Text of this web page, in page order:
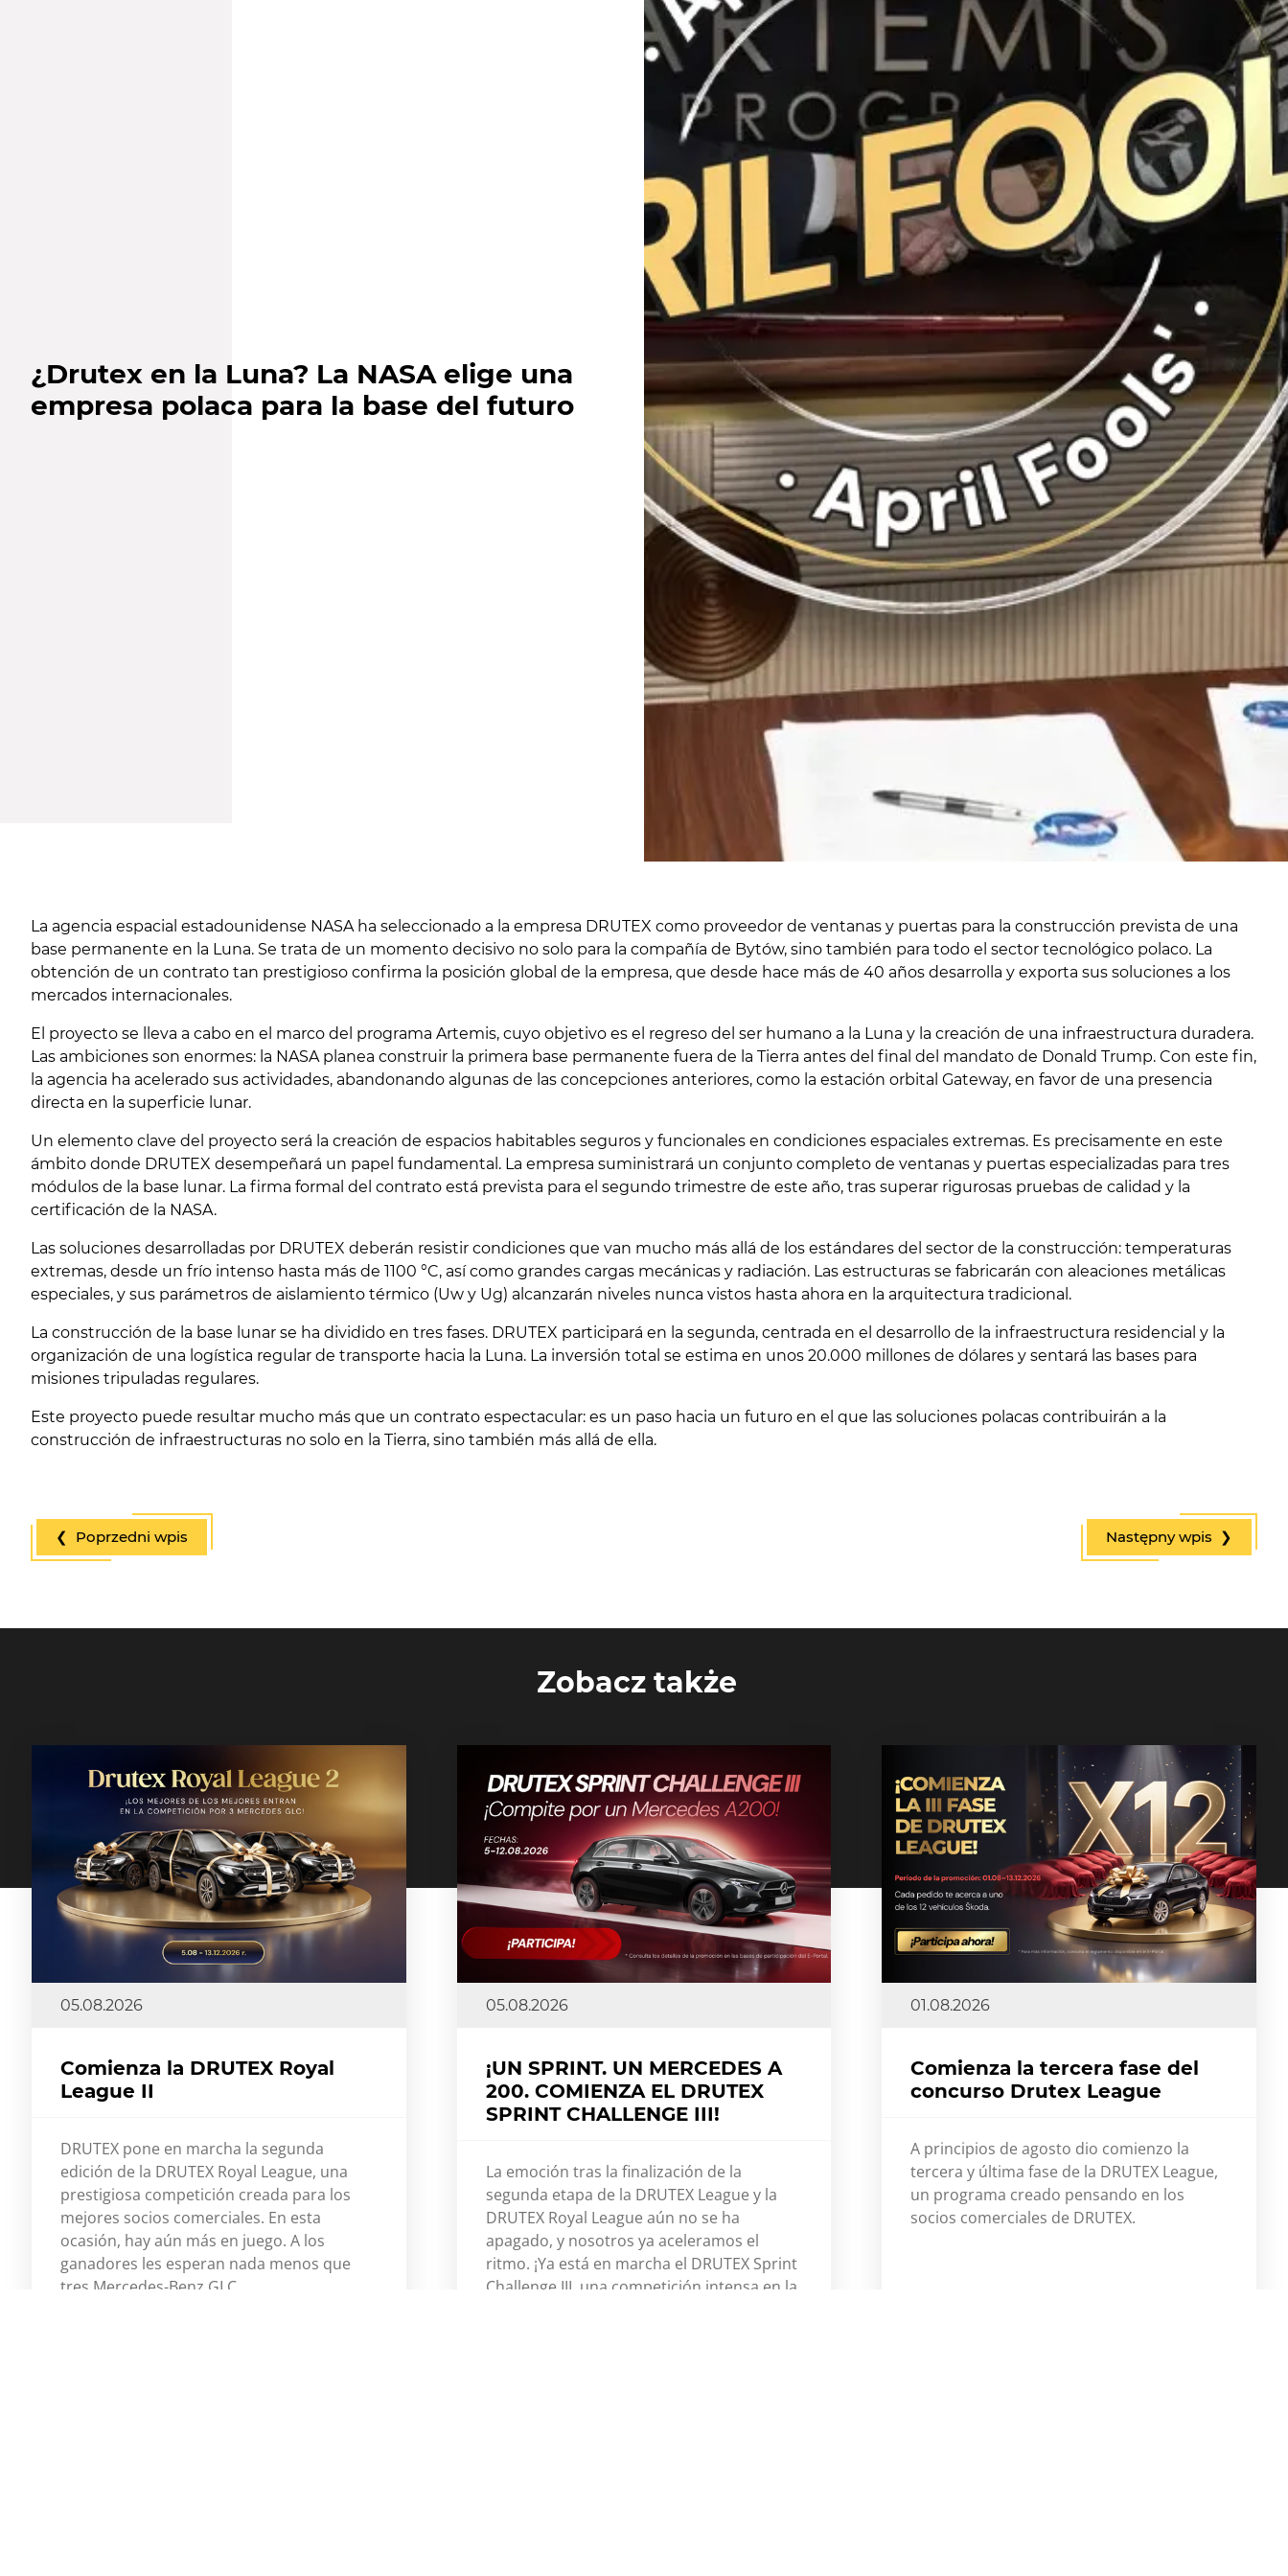
¿Drutex en la Luna? La NASA elige una
empresa polaca para la base del futuro
La agencia espacial estadounidense NASA ha seleccionado a la empresa DRUTEX como proveedor de ventanas y puertas para la construcción prevista de una
base permanente en la Luna. Se trata de un momento decisivo no solo para la compañía de Bytów, sino también para todo el sector tecnológico polaco. La
obtención de un contrato tan prestigioso confirma la posición global de la empresa, que desde hace más de 40 años desarrolla y exporta sus soluciones a los
mercados internacionales.
El proyecto se lleva a cabo en el marco del programa Artemis, cuyo objetivo es el regreso del ser humano a la Luna y la creación de una infraestructura duradera.
Las ambiciones son enormes: la NASA planea construir la primera base permanente fuera de la Tierra antes del final del mandato de Donald Trump. Con este fin,
la agencia ha acelerado sus actividades, abandonando algunas de las concepciones anteriores, como la estación orbital Gateway, en favor de una presencia
directa en la superficie lunar.
Un elemento clave del proyecto será la creación de espacios habitables seguros y funcionales en condiciones espaciales extremas. Es precisamente en este
ámbito donde DRUTEX desempeñará un papel fundamental. La empresa suministrará un conjunto completo de ventanas y puertas especializadas para tres
módulos de la base lunar. La firma formal del contrato está prevista para el segundo trimestre de este año, tras superar rigurosas pruebas de calidad y la
certificación de la NASA.
Las soluciones desarrolladas por DRUTEX deberán resistir condiciones que van mucho más allá de los estándares del sector de la construcción: temperaturas
extremas, desde un frío intenso hasta más de 1100 °C, así como grandes cargas mecánicas y radiación. Las estructuras se fabricarán con aleaciones metálicas
especiales, y sus parámetros de aislamiento térmico (Uw y Ug) alcanzarán niveles nunca vistos hasta ahora en la arquitectura tradicional.
La construcción de la base lunar se ha dividido en tres fases. DRUTEX participará en la segunda, centrada en el desarrollo de la infraestructura residencial y la
organización de una logística regular de transporte hacia la Luna. La inversión total se estima en unos 20.000 millones de dólares y sentará las bases para
misiones tripuladas regulares.
Este proyecto puede resultar mucho más que un contrato espectacular: es un paso hacia un futuro en el que las soluciones polacas contribuirán a la
construcción de infraestructuras no solo en la Tierra, sino también más allá de ella.
❮ Poprzedni wpis Następny wpis ❯
Zobacz także
05.08.2026
Comienza la DRUTEX Royal
League II
DRUTEX pone en marcha la segunda
edición de la DRUTEX Royal League, una
prestigiosa competición creada para los
mejores socios comerciales. En esta
ocasión, hay aún más en juego. A los
ganadores les esperan nada menos que
tres Mercedes-Benz GLC.
05.08.2026
¡UN SPRINT. UN MERCEDES A
200. COMIENZA EL DRUTEX
SPRINT CHALLENGE III!
La emoción tras la finalización de la
segunda etapa de la DRUTEX League y la
DRUTEX Royal League aún no se ha
apagado, y nosotros ya aceleramos el
ritmo. ¡Ya está en marcha el DRUTEX Sprint
Challenge III, una competición intensa en la
01.08.2026
Comienza la tercera fase del
concurso Drutex League
A principios de agosto dio comienzo la
tercera y última fase de la DRUTEX League,
un programa creado pensando en los
socios comerciales de DRUTEX.